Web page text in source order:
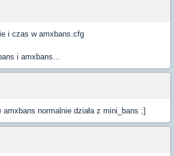
i czas w amxbans.cfg
i amxbans...
normalnie działa z mini_bans ;]